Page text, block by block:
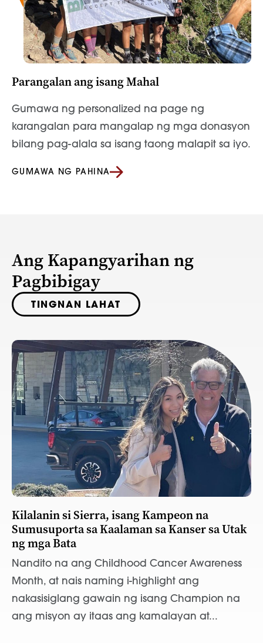
Parangalan ang isang Mahal
Gumawa ng personalized na page ng
karangalan para mangalap ng mga donasyon
bilang pag-alala sa isang taong malapit sa iyo.
GUMAWA NG PAHINA
Ang Kapangyarihan ng
Pagbibigay
TINGNAN LAHAT
Kilalanin si Sierra, isang Kampeon na
Sumusuporta sa Kaalaman sa Kanser sa Utak
ng mga Bata
Nandito na ang Childhood Cancer Awareness
Month, at nais naming i-highlight ang
nakasisiglang gawain ng isang Champion na
ang misyon ay itaas ang kamalayan at...